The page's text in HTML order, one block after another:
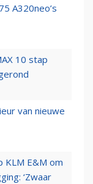
A320neo’s
10 stap
van nieuwe
KLM E&M om
‘Zwaar